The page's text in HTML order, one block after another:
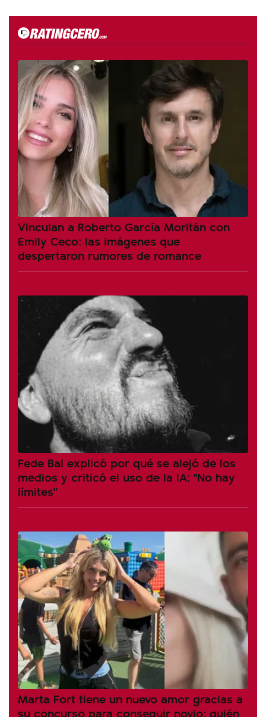
Vinculan a Roberto García Moritán con
Emily Ceco: las imágenes que
despertaron rumores de romance
Fede Bal explicó por qué se alejó de los
medios y criticó el uso de la IA: "No hay
límites"
Marta Fort tiene un nuevo amor gracias a
su concurso para conseguir novio: quién